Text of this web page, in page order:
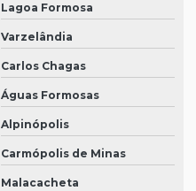
Lagoa Formosa
Varzelândia
Carlos Chagas
Águas Formosas
Alpinópolis
Carmópolis de Minas
Malacacheta